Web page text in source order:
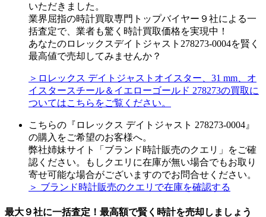
いただきました。
業界屈指の時計買取専門トップバイヤー９社による一
括査定で、業者も驚く時計買取価格を実現中！
あなたのロレックスデイトジャスト278273-0004を賢く
最高値で売却してみませんか？
＞ロレックス デイトジャストオイスター、31 mm、オ
イスタースチール＆イエローゴールド 278273の買取に
ついてはこちらをご覧ください。
こちらの『ロレックス デイトジャスト 278273-0004』
の購入をご希望のお客様へ。
弊社姉妹サイト「ブランド時計販売のクエリ」をご確
認ください。もしクエリに在庫が無い場合でもお取り
寄せ可能な場合がございますのでお問合せください。
＞ ブランド時計販売のクエリで在庫を確認する
最大９社に一括査定！ 最高額で賢く時計を売却しましょう